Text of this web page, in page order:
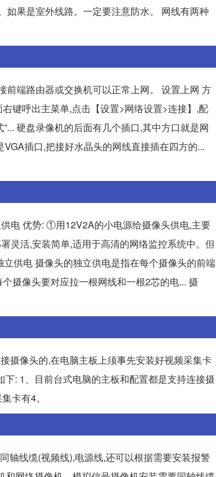
果是室外线路。一定要注意防水。 网线有两种
端路由器或交换机可以正常上网。 设置上网 方
键呼出主菜单,点击【设置>网络设置>连接】,配
硬盘录像机的后面有几个插口,其中方口就是网
插口,把接好水晶头的网线直接插在四方的...
电 优势: ①用12V2A的小电源给摄像头供电,主要
灵活,安装简单,适用于高清的网络监控系统中。但
供电 摄像头的独立供电是指在每个摄像头的前端
摄像头要对应拉一根网线和一根2芯的电... 摄
摄像头的,在电脑主板上须事先安装好视频采集卡
: 1、目前台式电脑的主板和配置都是支持连接摄
卡有4。
轴线缆(视频线),电源线,还可以根据需要安装报警